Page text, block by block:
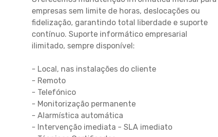
empresas sem limite de horas, deslocações ou
fidelização, garantindo total liberdade e suporte
contínuo. Suporte informático empresarial
ilimitado, sempre disponível:
- Local, nas instalações do cliente
- Remoto
- Telefónico
- Monitorização permanente
- Alarmística automática
- Intervenção imediata - SLA imediato